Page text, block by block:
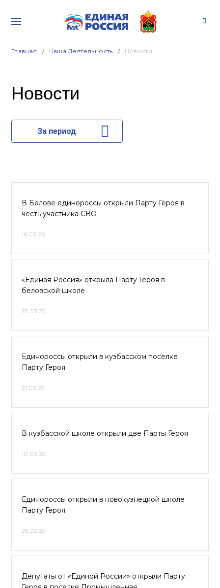
Главная Наша Деятельность Новости
Новости
За период
В Белове единороссы открыли Парту Героя в
честь участника СВО
16.03.26
«Единая Россия» открыла Парту Героя в
беловской школе
25.03.25
Единороссы открыли в кузбасском поселке
Парту Героя
21.03.25
В кузбасской школе открыли две Парты Героя
10.03.25
Единороссы открыли в новокузнецкой школе
Парту Героя
25.02.25
Депутаты от «Единой России» открыли Парту